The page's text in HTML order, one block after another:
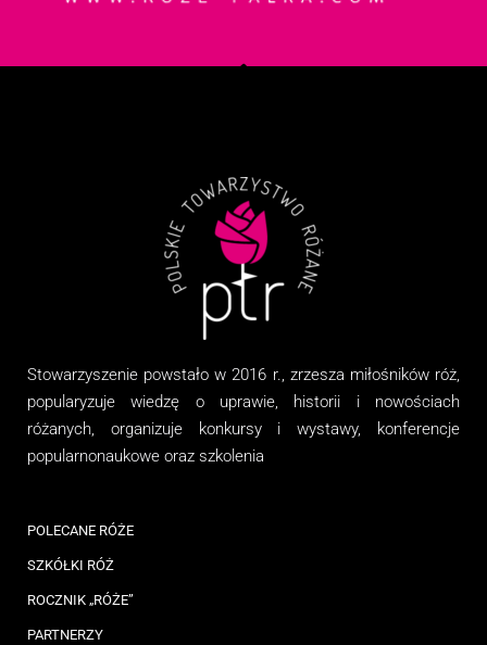
Stowarzyszenie powstało w 2016 r., zrzesza miłośników róż,
popularyzuje wiedzę o uprawie, historii i nowościach
różanych, organizujekonkursy i wystawy, konferencje
popularnonaukowe oraz szkolenia
POLECANE RÓŻE
SZKÓŁKI RÓŻ
ROCZNIK „RÓŻE”
PARTNERZY